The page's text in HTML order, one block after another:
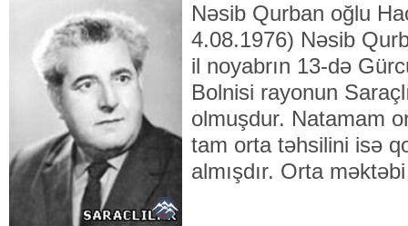
Nəsib Qurban oğlu
4.08.1976) Nəsib
il noyabrın 13-də
Bolnisi rayonun
olmuşdur. Natamam
tam orta təhsilini isə
almışdır. Orta